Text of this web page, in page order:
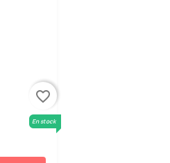
En stock
favorite_border